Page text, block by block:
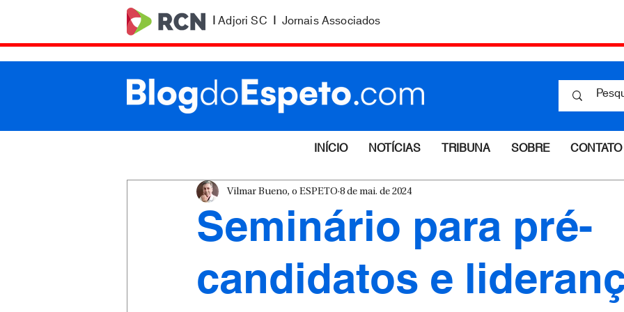
|Adjori SC | Jornais Associados
INÍCIO NOTÍCIAS TRIBUNA SOBRE CONTATO
Seminário para pré-
candidatos e
Vilmar Bueno, o ESPETO 8 de mai. de 2024